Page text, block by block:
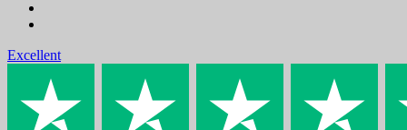
Excellent